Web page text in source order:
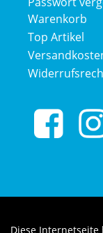
Warenkorb
Top Artikel
Diese Internetseite